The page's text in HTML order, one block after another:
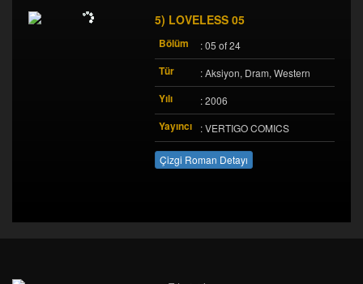
5) LOVELESS 05
Bölüm : 05 of 24
Tür : Aksiyon, Dram, Western
Yılı : 2006
Yayıncı : VERTIGO COMICS
Çizgi Roman Detayı